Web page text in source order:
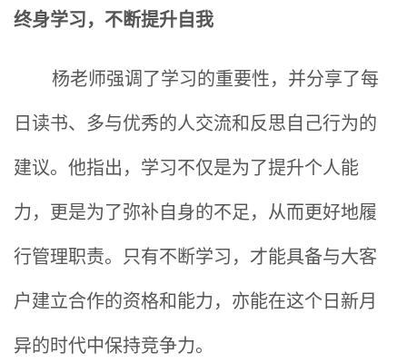
终身学习，不断提升自我
杨老师强调了学习的重要性，并分享了每
日读书、多与优秀的人交流和反思自己行为的
建议。他指出，学习不仅是为了提升个人能
力，更是为了弥补自身的不足，从而更好地履
行管理职责。只有不断学习，才能具备与大客
户建立合作的资格和能力，亦能在这个日新月
异的时代中保持竞争力。